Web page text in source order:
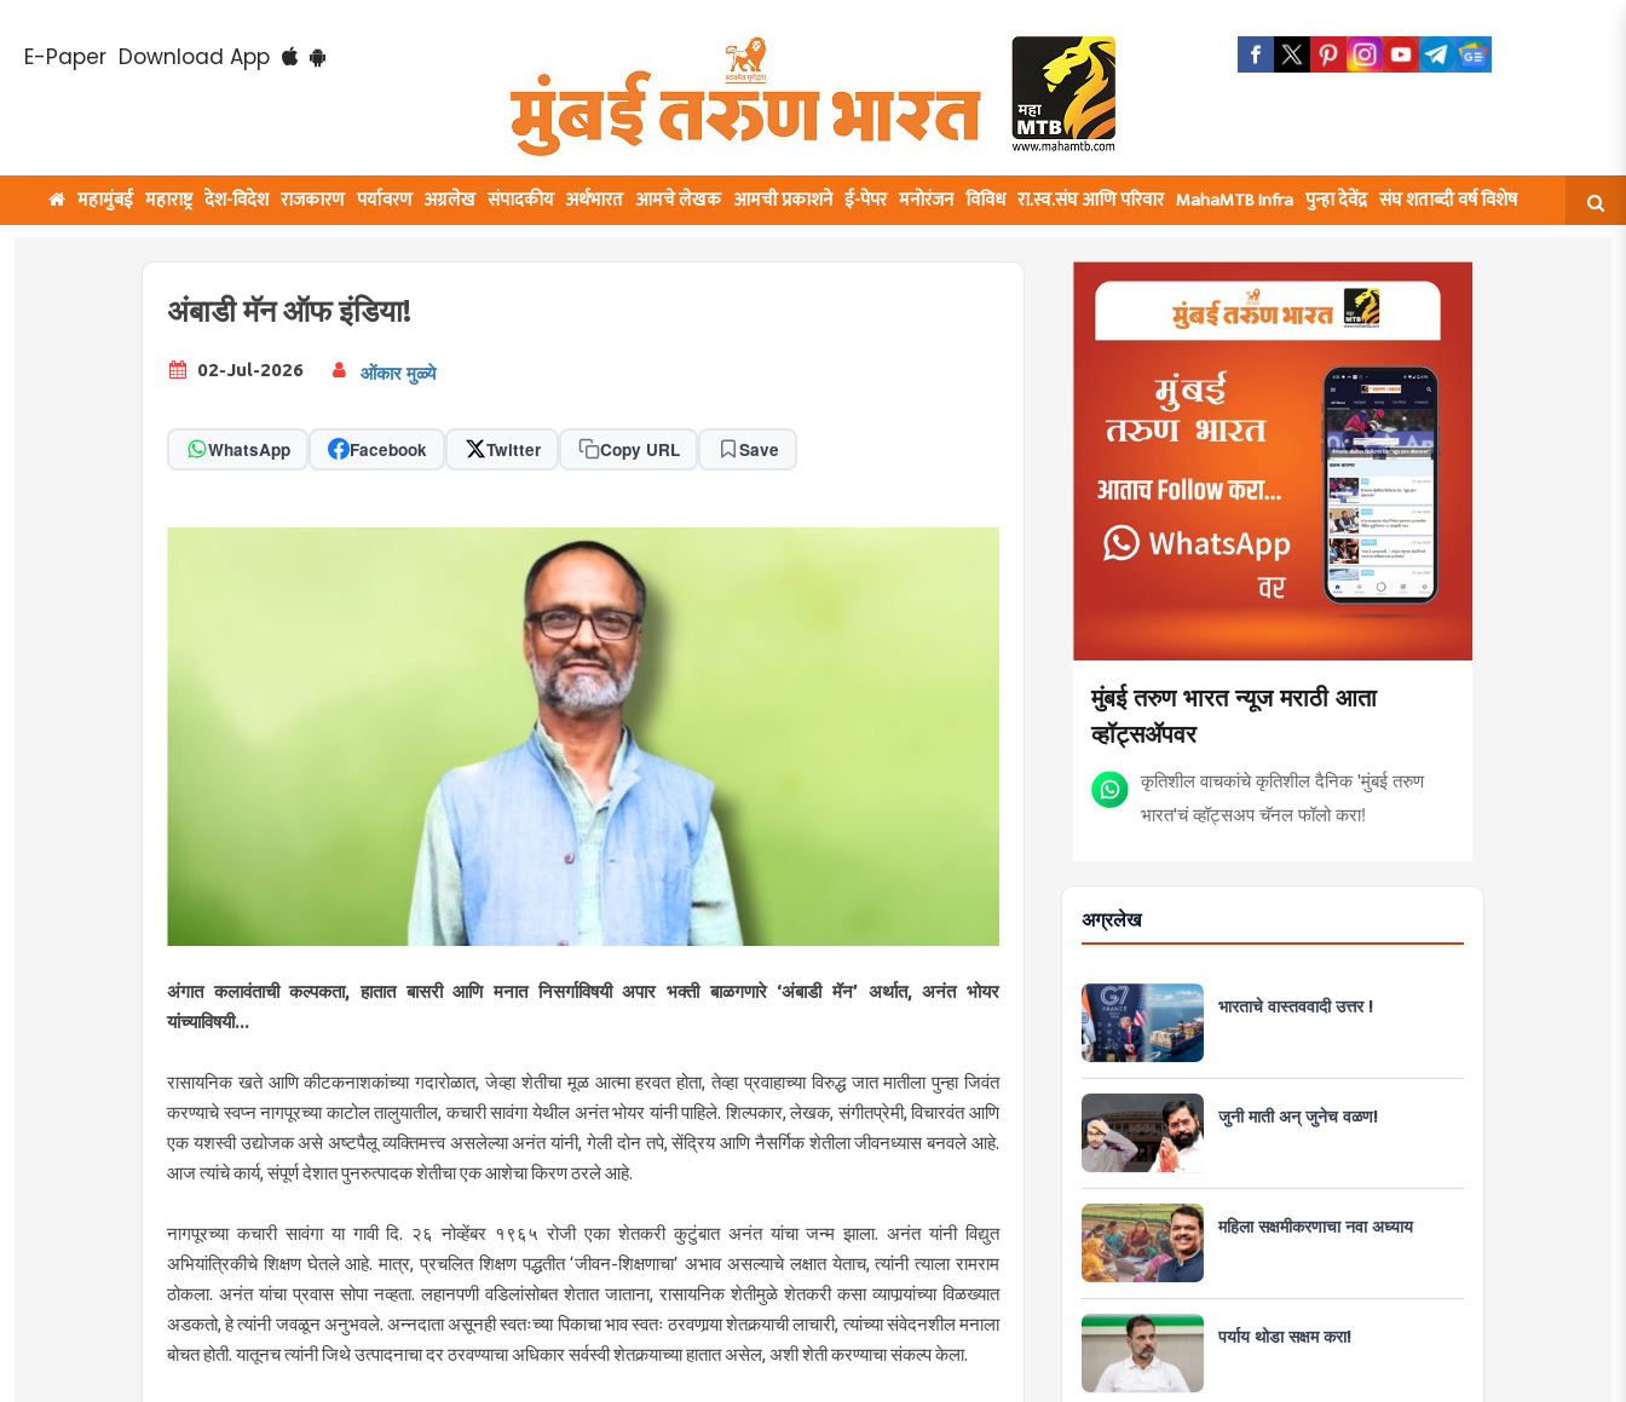
E-Paper Download App
महामुंबई महाराष्ट्र देश-विदेश राजकारण पर्यावरण अग्रलेख संपादकीय अर्थभारत आमचे लेखक आमची प्रकाशने ई-पेपर मनोरंजन विविध रा.स्व.संघ आणि परिवार MahaMTB Infra पुन्हा देवेंद्र संघ शताब्दी वर्ष विशेष
अंबाडी मॅन ऑफ इंडिया!
02-Jul-2026 ओंकार मुळ्ये
WhatsApp Facebook Twitter Copy URL Save
अंगात कलावंताची कल्पकता, हातात बासरी आणि मनात निसर्गाविषयी अपार भक्ती बाळगणारे ‘अंबाडी मॅन’ अर्थात, अनंत भोयर
यांच्याविषयी...
रासायनिक खते आणि कीटकनाशकांच्या गदारोळात, जेव्हा शेतीचा मूळ आत्मा हरवत होता, तेव्हा प्रवाहाच्या विरुद्ध जात मातीला पुन्हा जिवंत
करण्याचे स्वप्न नागपूरच्या काटोल तालुयातील, कचारी सावंगा येथील अनंत भोयर यांनी पाहिले. शिल्पकार, लेखक, संगीतप्रेमी, विचारवंत आणि
एक यशस्वी उद्योजक असे अष्टपैलू व्यक्तिमत्त्व असलेल्या अनंत यांनी, गेली दोन तपे, सेंद्रिय आणि नैसर्गिक शेतीला जीवनध्यास बनवले आहे.
आज त्यांचे कार्य, संपूर्ण देशात पुनरुत्पादक शेतीचा एक आशेचा किरण ठरले आहे.
नागपूरच्या कचारी सावंगा या गावी दि. २६ नोव्हेंबर १९६५ रोजी एका शेतकरी कुटुंबात अनंत यांचा जन्म झाला. अनंत यांनी विद्युत
अभियांत्रिकीचे शिक्षण घेतले आहे. मात्र, प्रचलित शिक्षण पद्धतीत ‘जीवन-शिक्षणाचा’ अभाव असल्याचे लक्षात येताच, त्यांनी त्याला रामराम
ठोकला. अनंत यांचा प्रवास सोपा नव्हता. लहानपणी वडिलांसोबत शेतात जाताना, रासायनिक शेतीमुळे शेतकरी कसा व्यापार्‍यांच्या विळख्यात
अडकतो, हे त्यांनी जवळून अनुभवले. अन्नदाता असूनही स्वतःच्या पिकाचा भाव स्वतः ठरवणार्‍या शेतकर्‍याची लाचारी, त्यांच्या संवेदनशील मनाला
बोचत होती. यातूनच त्यांनी जिथे उत्पादनाचा दर ठरवण्याचा अधिकार सर्वस्वी शेतकर्‍याच्या हातात असेल, अशी शेती करण्याचा संकल्प केला.
मुंबई तरुण भारत न्यूज मराठी आता
व्हॉट्सॲपवर
कृतिशील वाचकांचे कृतिशील दैनिक 'मुंबई तरुण
भारत'चं व्हॉट्सअप चॅनल फॉलो करा!
अग्रलेख
भारताचे वास्तववादी उत्तर !
जुनी माती अन् जुनेच वळण!
महिला सक्षमीकरणाचा नवा अध्याय
पर्याय थोडा सक्षम करा!